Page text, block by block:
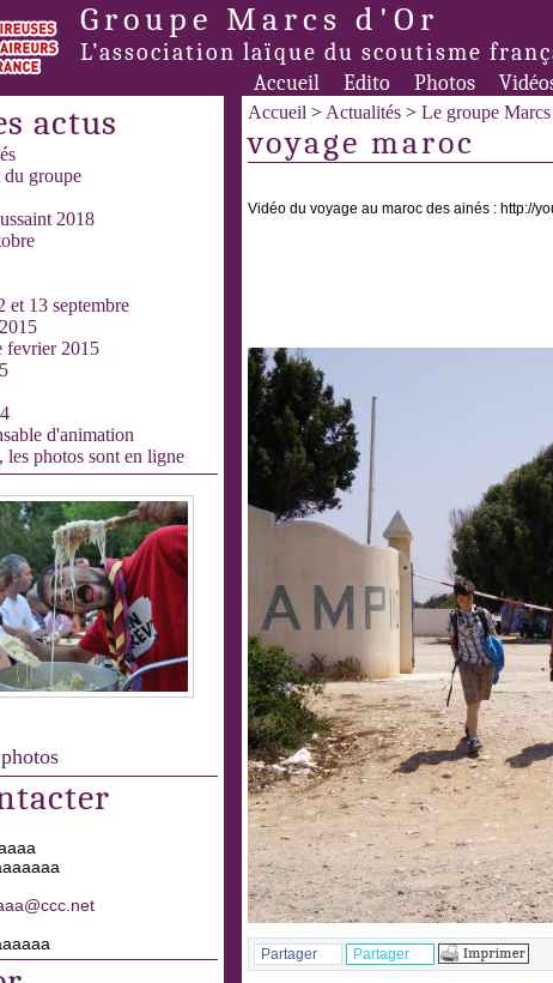
Groupe Marcs d'Or
L’association laïque du scoutisme
Accueil Edito Photos
actus
du groupe
2018
et 13 septembre
fevrier 2015
d'animation
photos sont en ligne
Accueil > Actualités > Le groupe
voyage maroc
Vidéo du voyage au maroc des ainés : http://
Partager Partager